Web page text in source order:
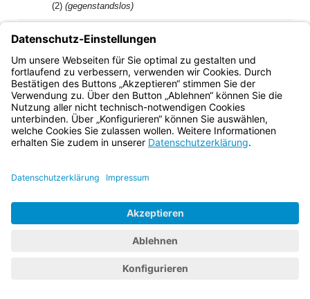
(2) (gegenstandslos)
[Amtl. Anm.:]Betrifft die ursprüngliche Fassung vom 16.
Dezember 1968 (GVBl. 1969 S. 8)
Bayern.de
BayernPortal
Datenschutz
Impressum